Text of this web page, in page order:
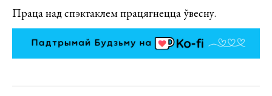
Праца над спэктаклем працягнецца ўвесну.